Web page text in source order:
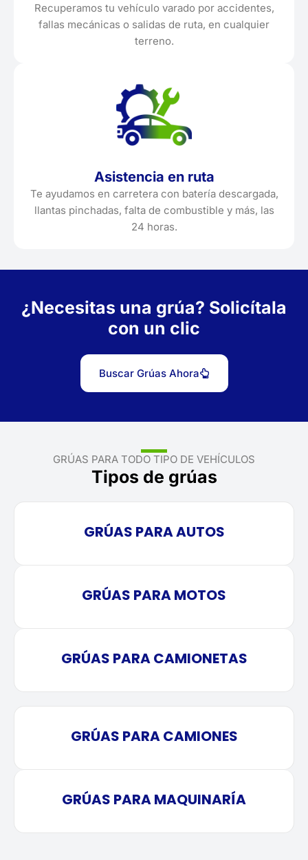
Recuperamos tu vehículo varado por accidentes,
fallas mecánicas o salidas de ruta, en cualquier
terreno.
Asistencia en ruta
Te ayudamos en carretera con batería descargada,
llantas pinchadas, falta de combustible y más, las
24 horas.
¿Necesitas una grúa? Solicítala
con un clic
Buscar Grúas Ahora
GRÚAS PARA TODO TIPO DE VEHÍCULOS
Tipos de grúas
GRÚAS PARA AUTOS
GRÚAS PARA MOTOS
GRÚAS PARA CAMIONETAS
GRÚAS PARA CAMIONES
GRÚAS PARA MAQUINARÍA